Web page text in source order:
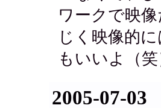
ワークで映
じく映像的
もいいよ（
2005-07-